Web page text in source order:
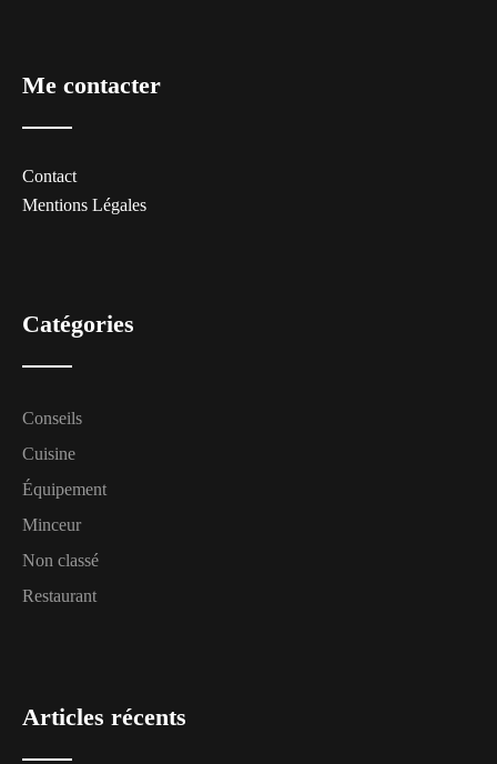
Me contacter
Contact
Mentions Légales
Catégories
Conseils
Cuisine
Équipement
Minceur
Non classé
Restaurant
Articles récents